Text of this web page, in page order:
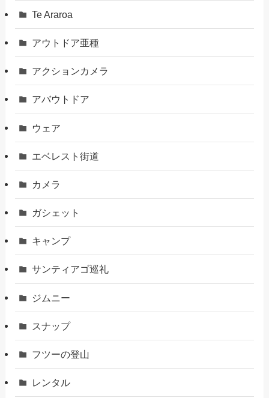
Te Araroa
アウトドア亜種
アクションカメラ
アバウトドア
ウェア
エベレスト街道
カメラ
ガシェット
キャンプ
サンティアゴ巡礼
ジムニー
スナップ
フツーの登山
レンタル